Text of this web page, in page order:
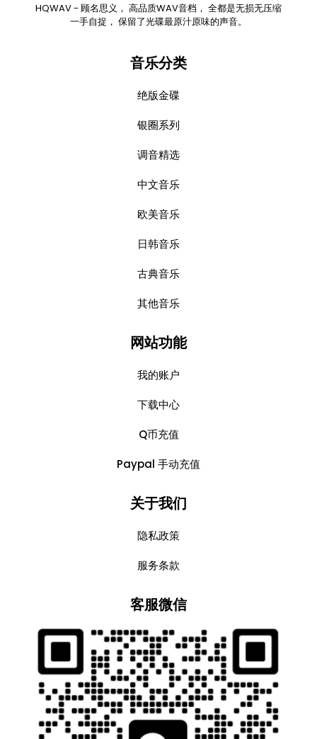
HQWAV - 顾名思义， 高品质WAV音档， 全都是无损无压缩
一手自捉， 保留了光碟最原汁原味的声音。
音乐分类
绝版金碟
银圈系列
调音精选
中文音乐
欧美音乐
日韩音乐
古典音乐
其他音乐
网站功能
我的账户
下载中心
Q币充值
Paypal 手动充值
关于我们
隐私政策
服务条款
客服微信